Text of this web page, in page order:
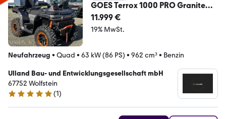
GOES Terrox 1000 PRO Granite
Ridge
11.999 €
19% MwSt.
Neufahrzeug • Quad • 63 kW (86 PS) • 962 cm³• Benzin
Ulland Bau- und Entwicklungsgesellschaft mbH
67752 Wolfstein
5 Sterne
(1)